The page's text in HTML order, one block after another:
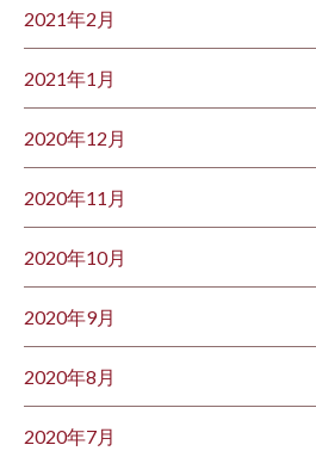
2021年2月
2021年1月
2020年12月
2020年11月
2020年10月
2020年9月
2020年8月
2020年7月